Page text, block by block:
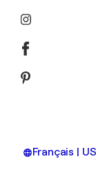
Français |